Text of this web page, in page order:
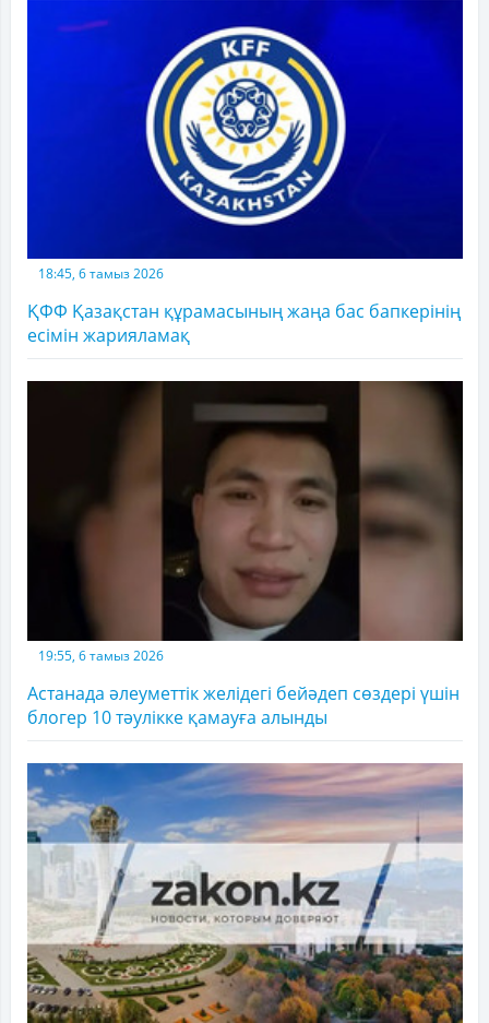
18:45, 6 тамыз 2026
ҚФФ Қазақстан құрамасының жаңа бас бапкерінің
есімін жарияламақ
19:55, 6 тамыз 2026
Астанада әлеуметтік желідегі бейәдеп сөздері үшін
блогер 10 тәулікке қамауға алынды